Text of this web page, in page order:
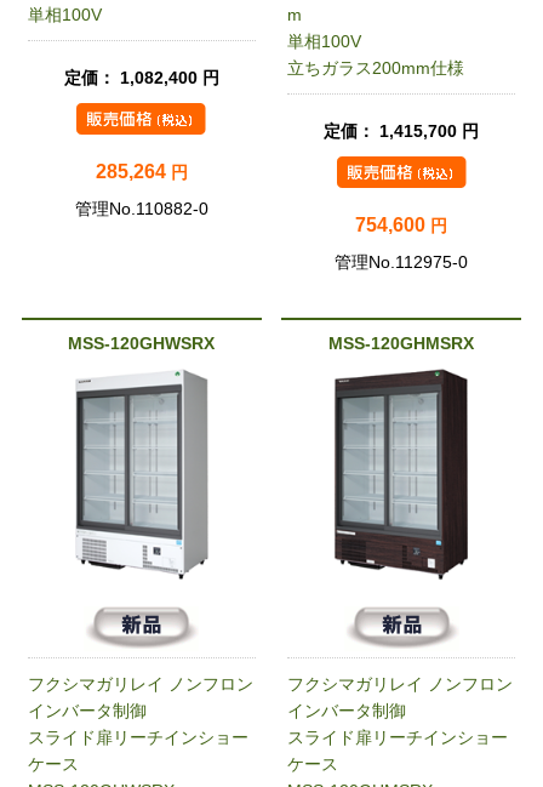
単相100V
定価： 1,082,400 円
285,264 円
管理No.110882-0
m
単相100V
立ちガラス200mm仕様
定価： 1,415,700 円
754,600 円
管理No.112975-0
MSS-120GHWSRX
フクシマガリレイ ノンフロン
インバータ制御
スライド扉リーチインショー
ケース
MSS-120GHMSRX
フクシマガリレイ ノンフロン
インバータ制御
スライド扉リーチインショー
ケース